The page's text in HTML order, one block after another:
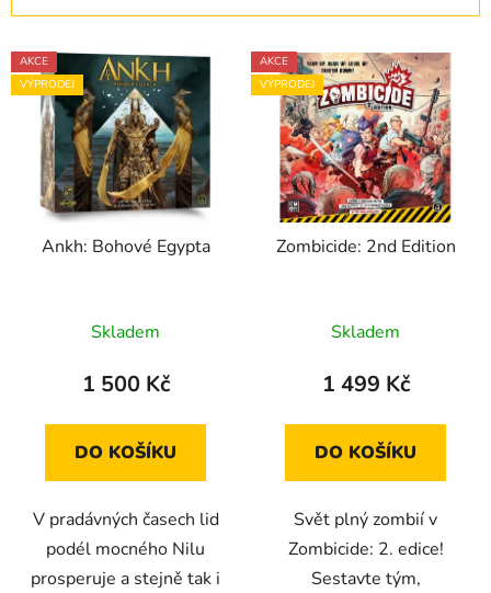
p
r
V
ý
AKCE
VÝPRODEJ
Ankh: Bohové Egypta
Skladem
1 500 Kč
DO KOŠÍKU
V pradávných časech lid
podél mocného Nilu
prosperuje a stejně tak i
AKCE
VÝPRODEJ
Zombicide: 2nd Edition
Skladem
1 499 Kč
DO KOŠÍKU
Svět plný zombií v
Zombicide: 2. edice!
Sestavte tým,